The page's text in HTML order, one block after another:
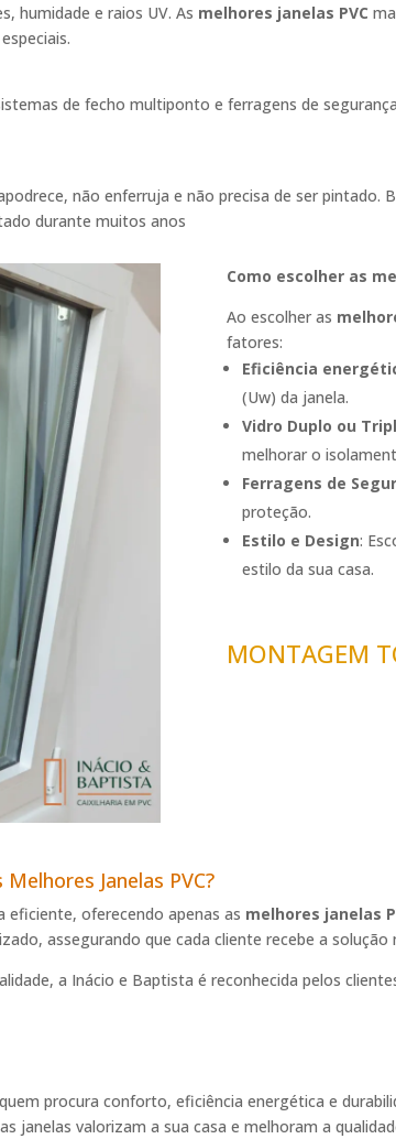
humidade e raios UV. As melhores janelas PVC
de fecho multiponto e ferragens de
não enferruja e não precisa de ser
durante muitos anos
Como escolher as
Ao escolher as
fatores:
Eficiência
(Uw) da janela.
Vidro Duplo ou
melhorar o
Ferragens de
proteção.
Estilo e Design:
estilo da sua casa.
MONTAGEM
Janelas PVC?
eficiente, oferecendo apenas as melhores janelas
assegurando que cada cliente recebe a solução
a Inácio e Baptista é reconhecida pelos
procura conforto, eficiência energética e
janelas valorizam a sua casa e melhoram a